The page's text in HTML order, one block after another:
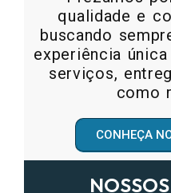
qualidade e
buscando
experiência
serviços,
como
CONHEÇA